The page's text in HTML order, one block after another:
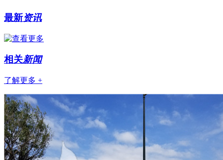
最新资讯
相关新闻
了解更多 +